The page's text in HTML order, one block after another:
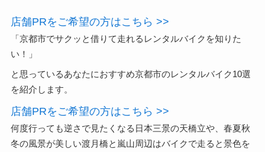
店舗PRをご希望の方はこちら >>
「京都市でサクッと借りて走れるレンタルバイクを知りた
い！」
と思っているあなたにおすすめ京都市のレンタルバイク10選
を紹介します。
店舗PRをご希望の方はこちら >>
何度行っても逆さで見たくなる日本三景の天橋立や、春夏秋
冬の風景が美しい渡月橋と嵐山周辺はバイクで走ると景色を